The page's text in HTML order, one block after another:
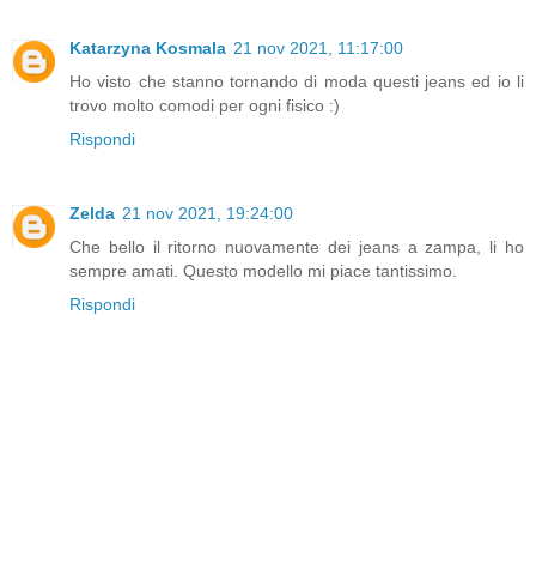
Katarzyna Kosmala 21 nov 2021, 11:17:00
Ho visto che stanno tornando di moda questi jeans ed io li
trovo molto comodi per ogni fisico :)
Rispondi
Zelda 21 nov 2021, 19:24:00
Che bello il ritorno nuovamente dei jeans a zampa, li ho
sempre amati. Questo modello mi piace tantissimo.
Rispondi